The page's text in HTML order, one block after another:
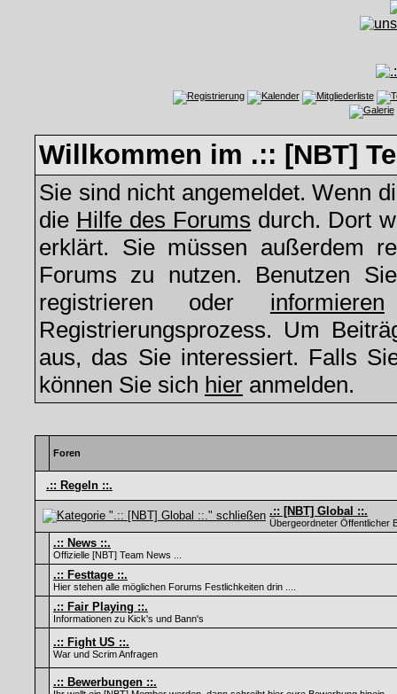
Willkommen im .:: [NBT]
Sie sind nicht angemeldet. Wenn
die Hilfe des Forums durch. Dort
erklärt. Sie müssen außerdem
Forums zu nutzen. Benutzen
registrieren oder informieren
Registrierungsprozess. Um
aus, das Sie interessiert. Falls
können Sie sich hier anmelden.
Foren
.:: Regeln ::.
.:: [NBT] Global ::.
Übergeordneter Öffentlicher
.:: News ::.
Offizielle [NBT] Team News ...
.:: Festtage ::.
Hier stehen alle möglichen Forums Festlichkeiten drin ....
.:: Fair Playing ::.
Informationen zu Kick's und Bann's
.:: Fight US ::.
War und Scrim Anfragen
.:: Bewerbungen ::.